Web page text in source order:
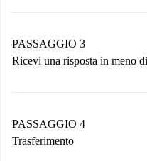
non accetta.
PASSAGGIO 3
Ricevi una risposta in meno
contatto con il
Se rifiutata: non ti
PASSAGGIO 4
Trasferimento